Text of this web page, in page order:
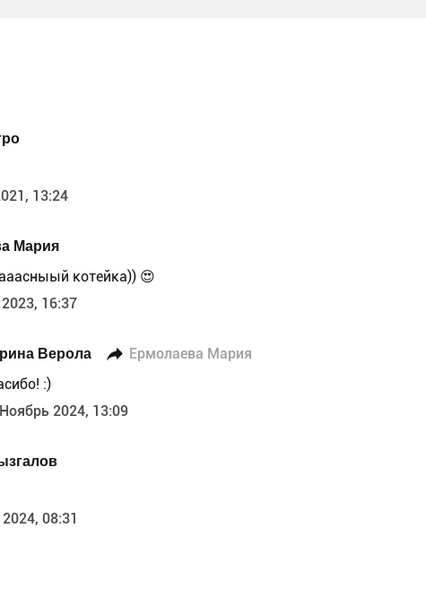
13:24
Мария
котейка)) 😍
16:37
Верола Ермолаева Мария
:)
2024, 13:09
08:31